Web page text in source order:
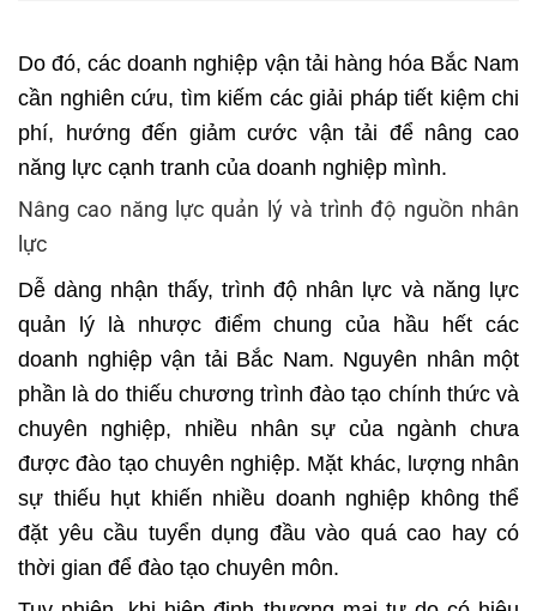
Do đó, các doanh nghiệp vận tải hàng hóa Bắc Nam
cần nghiên cứu, tìm kiếm các giải pháp tiết kiệm chi
phí, hướng đến giảm cước vận tải để nâng cao
năng lực cạnh tranh của doanh nghiệp mình.
Nâng cao năng lực quản lý và trình độ nguồn nhân
lực
Dễ dàng nhận thấy, trình độ nhân lực và năng lực
quản lý là nhược điểm chung của hầu hết các
doanh nghiệp vận tải Bắc Nam. Nguyên nhân một
phần là do thiếu chương trình đào tạo chính thức và
chuyên nghiệp, nhiều nhân sự của ngành chưa
được đào tạo chuyên nghiệp. Mặt khác, lượng nhân
sự thiếu hụt khiến nhiều doanh nghiệp không thể
đặt yêu cầu tuyển dụng đầu vào quá cao hay có
thời gian để đào tạo chuyên môn.